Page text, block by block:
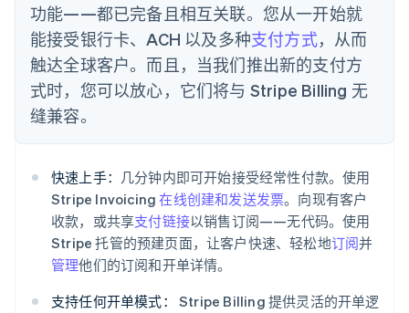
功能——都已完备且相互关联。您从一开始就
能接受银行卡、ACH 以及多种支付方式，从而
触达全球客户。而且，当我们推出新的支付方
式时，您可以放心，它们将与 Stripe Billing 无
缝兼容。
快速上手： 几分钟内即可开始接受经常性付款。使用
Stripe Invoicing 在线创建和发送发票。向现有客户
收款，或共享支付链接以销售订阅——无代码。使用
Stripe 托管的预建页面，让客户快速、轻松地订阅并
管理他们的订阅和开单详情。
支持任何开单模式：
Stripe Billing 提供灵活的开单逻
澳大利亚
English
巴西
Português English
保加利亚
English
比利时
English
丹麦
English
德国
DeutschEnglish
法国